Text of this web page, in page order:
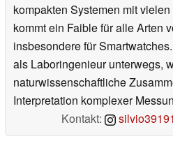
kompakten Systemen mit
kommt ein Faible für alle Arten
insbesondere für
als Laboringenieur unterwegs,
naturwissenschaftliche
Interpretation komplexer
Kontakt:
silvio39191